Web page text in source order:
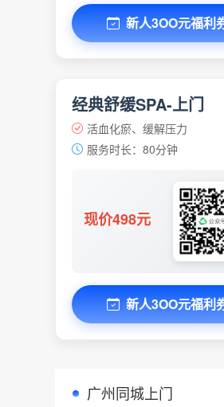
新人3OO元福利
经典舒缓SPA-上门
活血化瘀、缓解压力
服务时长：80分钟
现价498元
新人3OO元福利
广州同城上门